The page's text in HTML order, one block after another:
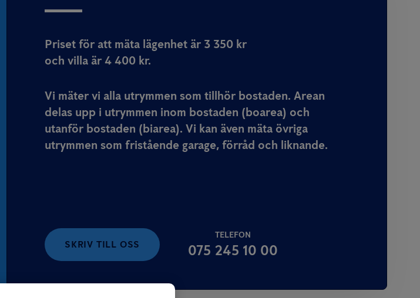
Priset för att mäta lägenhet är 3 350 kr
och villa är 4 400 kr.
Vi mäter vi alla utrymmen som tillhör bostaden. Arean
delas upp i utrymmen inom bostaden (boarea) och
utanför bostaden (biarea). Vi kan även mäta övriga
utrymmen som fristående garage, förråd och liknande.
SKRIV TILL OSS
TELEFON
075 245 10 00